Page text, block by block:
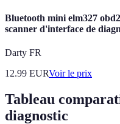
Bluetooth mini elm327
scanner d'interface de
Darty FR
12.99 EURVoir le prix
Tableau
diagnostic